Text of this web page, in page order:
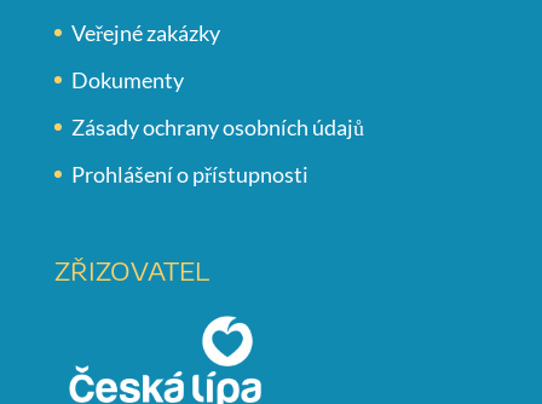
Veřejné zakázky
Dokumenty
Zásady ochrany osobních údajů
Prohlášení o přístupnosti
ZŘIZOVATEL